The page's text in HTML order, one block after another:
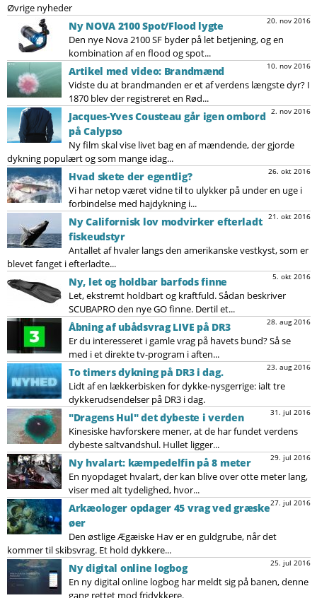
Øvrige nyheder
20. nov 2016
Ny NOVA 2100 Spot/Flood lygte
Den nye Nova 2100 SF byder på let betjening, og en
kombination af en flood og spot...
10. nov 2016
Artikel med video: Brandmænd
Vidste du at brandmanden er et af verdens længste dyr? I
1870 blev der registreret en Rød...
2. nov 2016
Jacques-Yves Cousteau går igen ombord
på Calypso
Ny film skal vise livet bag en af mændende, der gjorde
dykning populært og som mange idag...
26. okt 2016
Hvad skete der egentlig?
Vi har netop været vidne til to ulykker på under en uge i
forbindelse med hajdykning i...
21. okt 2016
Ny Californisk lov modvirker efterladt
fiskeudstyr
Antallet af hvaler langs den amerikanske vestkyst, som er
blevet fanget i efterladte...
5. okt 2016
Ny, let og holdbar barfods finne
Let, ekstremt holdbart og kraftfuld. Sådan beskriver
SCUBAPRO den nye GO finne. Dertil et...
28. aug 2016
Åbning af ubådsvrag LIVE på DR3
Er du interesseret i gamle vrag på havets bund? Så se
med i et direkte tv-program i aften...
23. aug 2016
To timers dykning på DR3 i dag.
Lidt af en lækkerbisken for dykke-nysgerrige: ialt tre
dykkerudsendelser på DR3 i dag.
31. jul 2016
"Dragens Hul" det dybeste i verden
Kinesiske havforskere mener, at de har fundet verdens
dybeste saltvandshul. Hullet ligger...
29. jul 2016
Ny hvalart: kæmpedelfin på 8 meter
En nyopdaget hvalart, der kan blive over otte meter lang,
viser med alt tydelighed, hvor...
27. jul 2016
Arkæologer opdager 45 vrag ved græske
øer
Den østlige Ægæiske Hav er en guldgrube, når det
kommer til skibsvrag. Et hold dykkere...
25. jul 2016
Ny digital online logbog
En ny digital online logbog har meldt sig på banen, denne
gang rettet mod fridykkere.